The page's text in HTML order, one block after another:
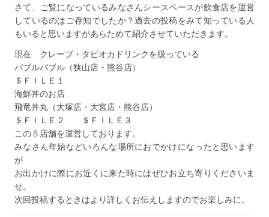
さて、ご覧になっているみなさんシースペースが飲食店を運営
しているのはご存知でしたか？過去の投稿をみて知っている人
もいると思いますがあらためて紹介させていただきます。
現在 クレープ・タピオカドリンクを扱っている
バブルバブル（狭山店・熊谷店）
＄ＦＩＬＥ１
海鮮丼のお店
飛竜丼丸（大塚店・大宮店・熊谷店）
＄ＦＩＬＥ２ ＄ＦＩＬＥ３
この５店舗を運営しております。
みなさん年始などいろんな場所におでかけになったと思います
が
お出かけに際にお近くに来た時にはぜひお立ち寄りくださいま
せ。
次回投稿するときはより詳しくお伝えしますのでお楽しみに。